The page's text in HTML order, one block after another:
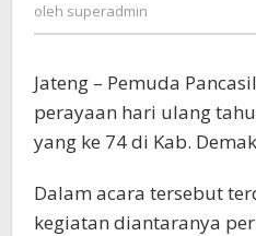
oleh superadmin
Jateng – Pemuda
perayaan hari ulang
yang ke 74 di Kab.
Dalam acara tersebut
kegiatan diantaranya